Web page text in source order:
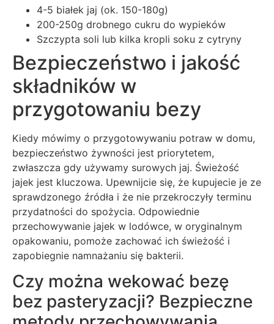
4-5 białek jaj (ok. 150-180g)
200-250g drobnego cukru do wypieków
Szczypta soli lub kilka kropli soku z cytryny
Bezpieczeństwo i jakość
składników w
przygotowaniu bezy
Kiedy mówimy o przygotowywaniu potraw w domu,
bezpieczeństwo żywności jest priorytetem,
zwłaszcza gdy używamy surowych jaj. Świeżość
jajek jest kluczowa. Upewnijcie się, że kupujecie je ze
sprawdzonego źródła i że nie przekroczyły terminu
przydatności do spożycia. Odpowiednie
przechowywanie jajek w lodówce, w oryginalnym
opakowaniu, pomoże zachować ich świeżość i
zapobiegnie namnażaniu się bakterii.
Czy można wekować bezę
bez pasteryzacji? Bezpieczne